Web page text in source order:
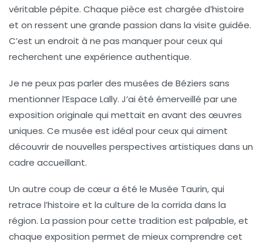
véritable pépite. Chaque pièce est chargée d’histoire
et on ressent une grande passion dans la visite guidée.
C’est un endroit à ne pas manquer pour ceux qui
recherchent une expérience authentique.
Je ne peux pas parler des musées de Béziers sans
mentionner l’Espace Lally. J’ai été émerveillé par une
exposition originale qui mettait en avant des œuvres
uniques. Ce musée est idéal pour ceux qui aiment
découvrir de nouvelles perspectives artistiques dans un
cadre accueillant.
Un autre coup de cœur a été le Musée Taurin, qui
retrace l’histoire et la culture de la corrida dans la
région. La passion pour cette tradition est palpable, et
chaque exposition permet de mieux comprendre cet